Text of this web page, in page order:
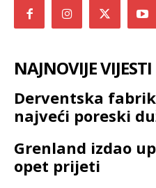
NAJNOVIJE VIJESTI
Derventska
najveći poreski
Grenland izdao
opet prijeti